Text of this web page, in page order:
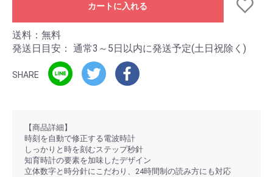
カートに入れる
送料：無料
発送日目安： 通常3～5日以内に発送予定(土日祝除く)
SHARE
【商品詳細】
時刻を自動で修正する電波時計
しっかりと時を刻むステップ秒針
知育時計の要素を加味したデザイン
立体数字と時分針にこだわり、24時間制の読み方にも対応